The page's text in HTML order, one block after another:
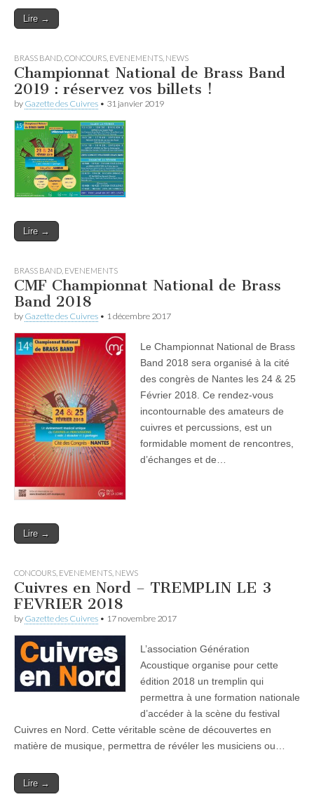
Lire →
BRASS BAND CONCOURS EVENEMENTS NEWS
Championnat National de Brass Band
2019 : réservez vos billets !
by Gazette des Cuivres • 31 janvier 2019
Lire →
BRASS BAND EVENEMENTS
CMF Championnat National de Brass
Band 2018
by Gazette des Cuivres • 1 décembre 2017
Le Championnat National de Brass
Band 2018 sera organisé à la cité
des congrès de Nantes les 24 & 25
Février 2018. Ce rendez-vous
incontournable des amateurs de
cuivres et percussions, est un
formidable moment de rencontres,
d’échanges et de…
Lire →
CONCOURS EVENEMENTS NEWS
Cuivres en Nord – TREMPLIN LE 3
FEVRIER 2018
by Gazette des Cuivres • 17 novembre 2017
L’association Génération
Acoustique organise pour cette
édition 2018 un tremplin qui
permettra à une formation nationale
d’accéder à la scène du festival
Cuivres en Nord. Cette véritable scène de découvertes en
matière de musique, permettra de révéler les musiciens ou…
Lire →